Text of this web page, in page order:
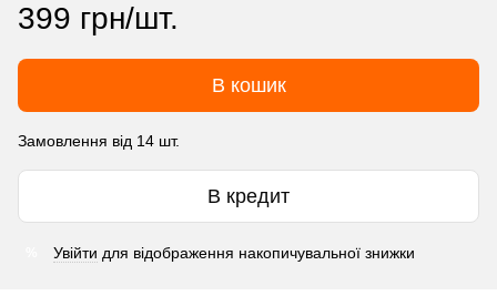
399 грн/шт.
В кошик
Замовлення від 14 шт.
В кредит
Увійти для відображення накопичувальної знижки